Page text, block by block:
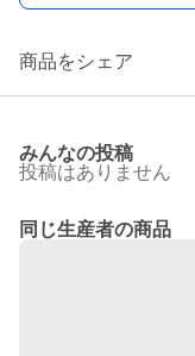
商品をシェア
みんなの投稿
投稿はありません
同じ生産者の商品